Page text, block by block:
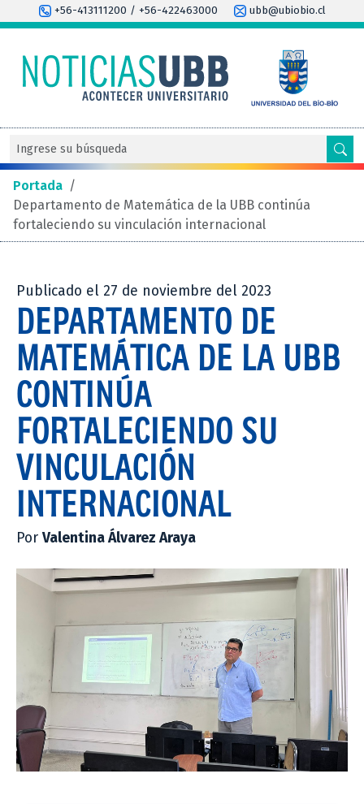
+56-413111200 / +56-422463000 ubb@ubiobio.cl
Portada /
Departamento de Matemática de la UBB continúa
fortaleciendo su vinculación internacional
Publicado el 27 de noviembre del 2023
DEPARTAMENTO DE
MATEMÁTICA DE LA UBB
CONTINÚA
FORTALECIENDO SU
VINCULACIÓN
INTERNACIONAL
PorValentina Álvarez Araya